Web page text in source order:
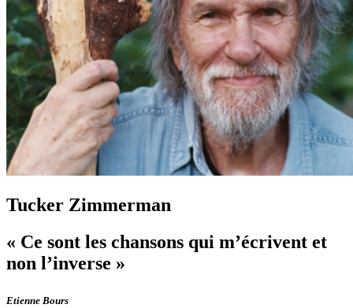
Tucker Zimmerman
« Ce sont les chansons qui m’écrivent et
non l’inverse »
Etienne Bours